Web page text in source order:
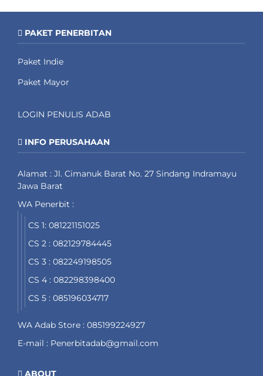
PAKET PENERBITAN
Paket Indie
Paket Mayor
LOGIN PENULIS ADAB
INFO PERUSAHAAN
Alamat : Jl. Cimanuk Barat No. 27 Sindang Indramayu
Jawa Barat
WA Penerbit :
CS 1: 081221151025
CS 2 : 082129784445
CS 3 : 082249198505
CS 4 : 082298398400
CS 5 : 085196034717
WA Adab Store : 085199224927
E-mail : Penerbitadab@gmail.com
ABOUT